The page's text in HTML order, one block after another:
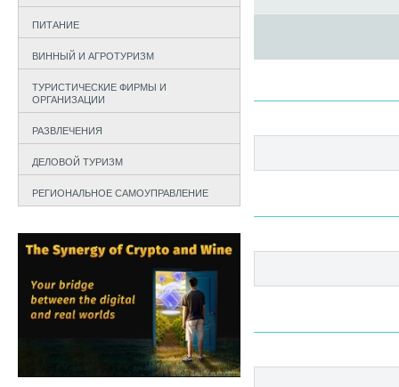
ПИТАНИЕ
ВИННЫЙ И АГРОТУРИЗМ
ТУРИСТИЧЕСКИЕ ФИРМЫ И
ОРГАНИЗАЦИИ
РАЗВЛЕЧЕНИЯ
ДЕЛОВОЙ ТУРИЗМ
РЕГИОНАЛЬНОЕ САМОУПРАВЛЕНИЕ